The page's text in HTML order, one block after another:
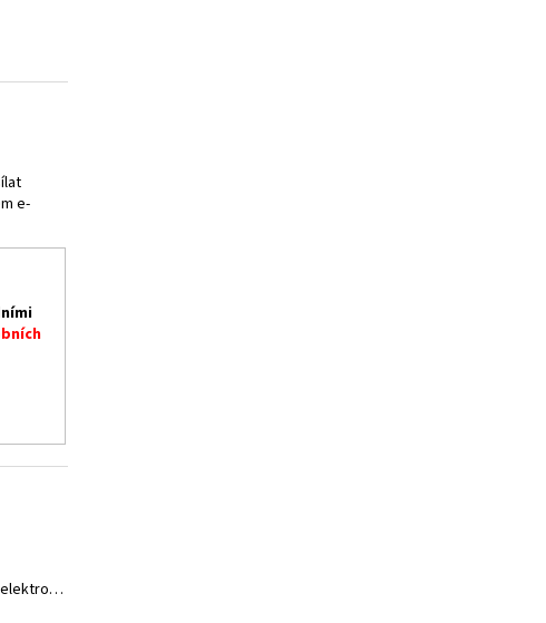
e-
Joyetech eGo AIO ECO Friendly Version elektronická cigareta 1700mAh Gradient Grey